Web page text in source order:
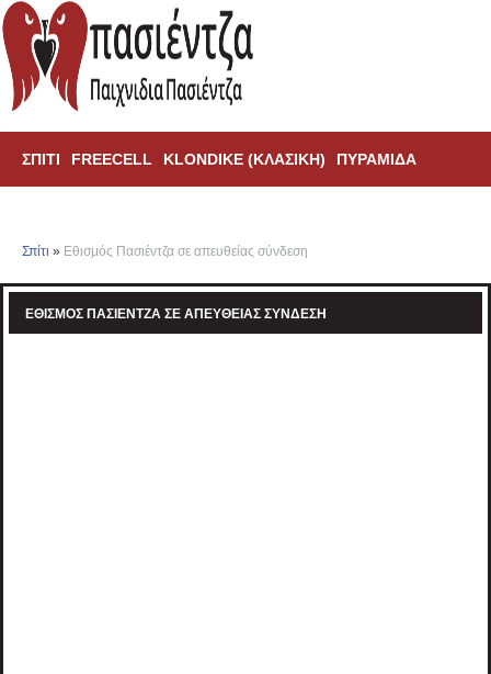
ΣΠΊΤΙ FREECELL KLONDIKE (ΚΛΑΣΙΚΗ) ΠΥΡΑΜΊΔΑ
Σπίτι » Εθισμός Πασιέντζα σε απευθείας σύνδεση
ΕΘΙΣΜΌΣ ΠΑΣΙΈΝΤΖΑ ΣΕ ΑΠΕΥΘΕΊΑΣ ΣΎΝΔΕΣΗ